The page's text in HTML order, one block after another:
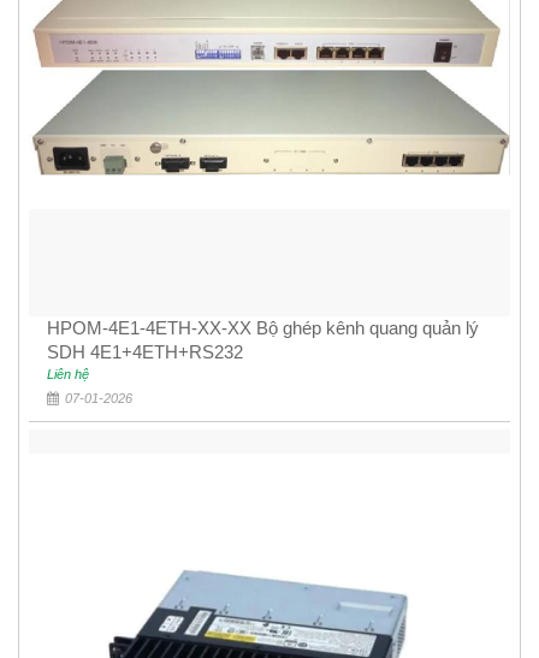
HPOM-4E1-4ETH-XX-XX Bộ ghép kênh quang quản lý
SDH 4E1+4ETH+RS232
Liên hệ
07-01-2026